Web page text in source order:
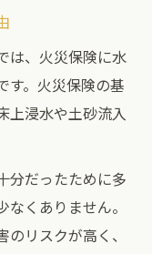
は、火災保険に水
す。火災保険の基
上浸水や土砂流入
分だったために多
くありません。
リスクが高く、